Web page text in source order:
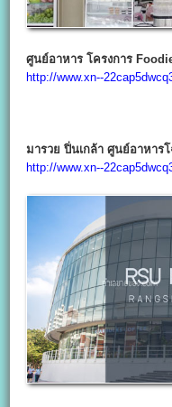
ศูนย์อาหาร โครงการ
http://www.xn--
มารวย ปิ่นเกล้า ศูนย์อาหาร
http://www.xn--